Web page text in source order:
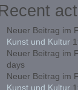
Neuer Beitrag im
Kunst und Kultur
Neuer Beitrag im
days
Neuer Beitrag im
Kunst und Kultur